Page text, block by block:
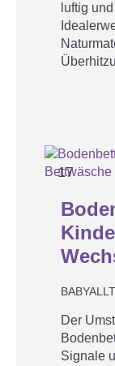
luftig
17
Der
Signale